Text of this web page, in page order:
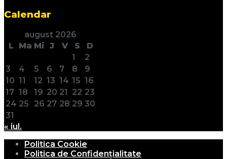
Calendar
august 2026
L Ma Mi J V S
D
1
2
3
4 5 6 7 8
9
10 11 12 13 14 15 16
17 18 19 20 21 22 23
24 25 26 27 28 29 30
31
« iul.
Politica Cookie
Politica de Confidențialitate